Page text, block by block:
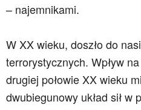
– najemnikami.
W XX wieku, doszło do
terrorystycznych. Wpływ
drugiej połowie XX wieku
dwubiegunowy układ sił w